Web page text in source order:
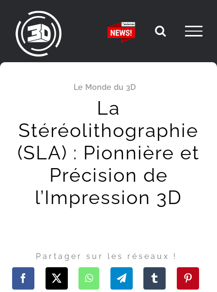
contenu
Le Monde du 3D
La
Stéréolithographie
(SLA) : Pionnière et
Précision de
l’Impression 3D
Partager sur les réseaux !